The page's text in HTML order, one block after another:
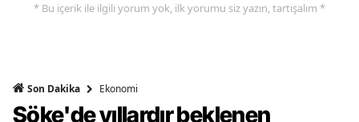
* Bu içerik ile ilgili yorum yok, ilk yorumu siz yazın, tartışalım *
Son Dakika Ekonomi
Söke'de yıllardır beklenen